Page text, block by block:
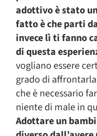
adottivo è stato
fatto è che parti
invece lì ti fanno
di questa
vogliano essere
grado di
che è necessario
niente di male in
Adottare un